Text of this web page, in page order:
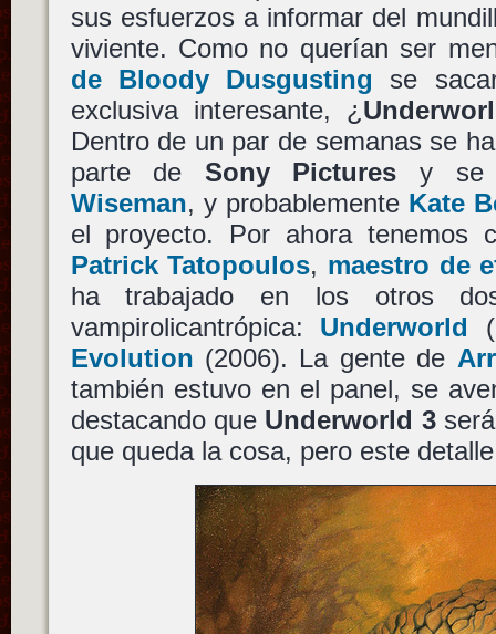
sus esfuerzos a informar del
viviente. Como no querían ser
de Bloody Dusgusting se
exclusiva interesante, ¿
Dentro de un par de semanas se
parte de Sony Pictures y se
Wiseman, y probablemente Kate
el proyecto. Por ahora tenemos
Patrick Tatopoulos, maestro de
ha trabajado en los otros
vampirolicantrópica: Underworld
Evolution (2006). La gente de
también estuvo en el panel, se
destacando que Underworld 3será
que queda la cosa, pero este